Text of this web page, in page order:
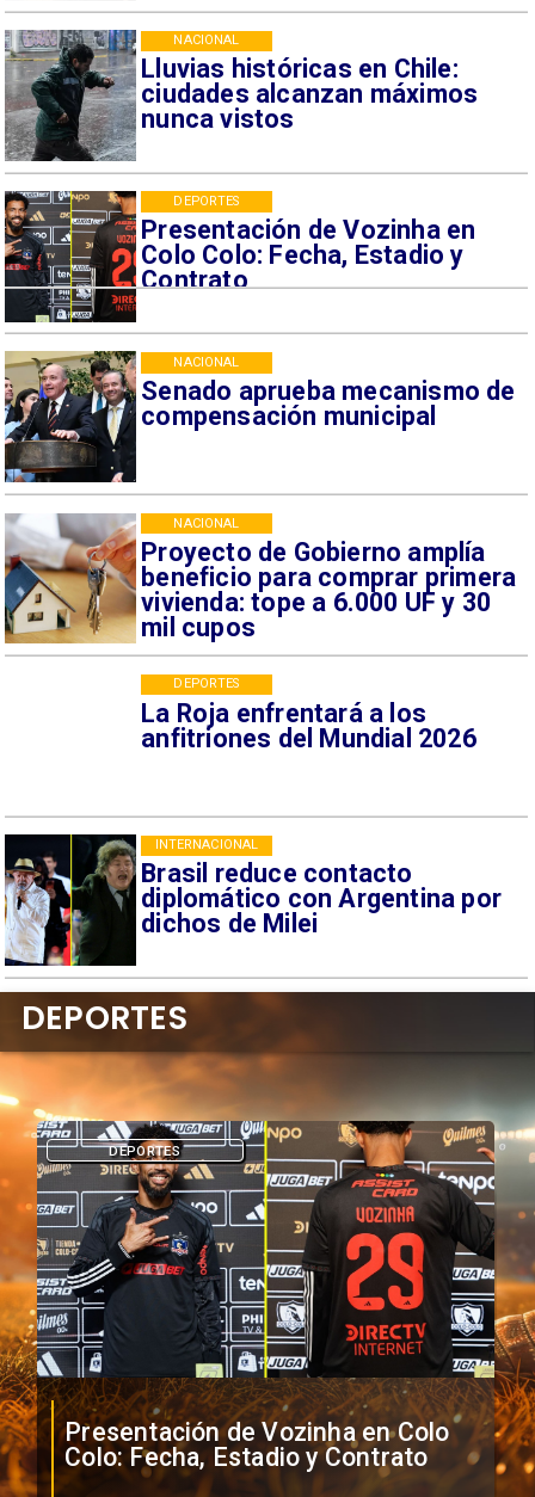
Lluvias históricas en Chile:
ciudades alcanzan máximos
nunca vistos
NACIONAL
Presentación de Vozinha en
Colo Colo: Fecha, Estadio y
Contrato
DEPORTES
Senado aprueba mecanismo de
compensación municipal
NACIONAL
Proyecto de Gobierno amplía
beneficio para comprar primera
vivienda: tope a 6.000 UF y 30
mil cupos
NACIONAL
La Roja enfrentará a los
anfitriones del Mundial 2026
DEPORTES
Brasil reduce contacto
diplomático con Argentina por
dichos de Milei
INTERNACIONAL
Presentación de Vozinha en Colo
Colo: Fecha, Estadio y Contrato
DEPORTES
DEPORTES